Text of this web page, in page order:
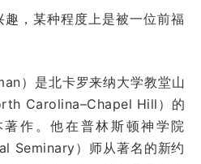
，某种程度上是被一位前福
）是北卡罗来纳大学教堂山
Carolina–Chapel Hill）的
作。他在普林斯顿神学院
Seminary）师从著名的新约